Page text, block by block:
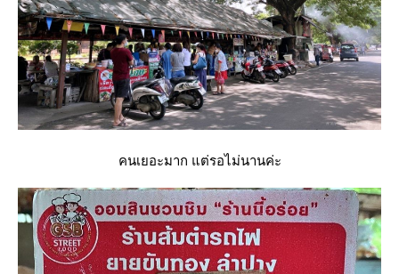
คนเยอะมาก แต่รอไม่นานค่ะ